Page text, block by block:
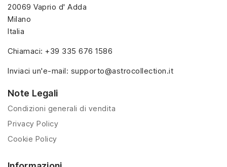
20069 Vaprio d' Adda
Milano
Italia
Chiamaci: +39 335 676 1586
Inviaci un'e-mail: supporto@astrocollection.it
Note Legali
Condizioni generali di vendita
Privacy Policy
Cookie Policy